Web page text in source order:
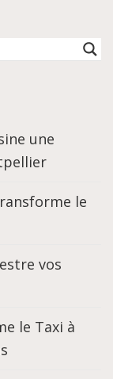
une
le
vos
le Taxi à